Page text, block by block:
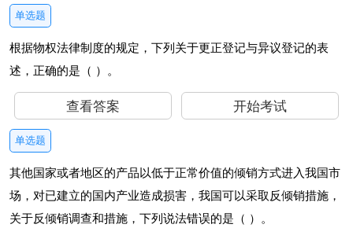
单选题
根据物权法律制度的规定，下列关于更正登记与异议登记的表
述，正确的是（ ）。
查看答案 开始考试
单选题
其他国家或者地区的产品以低于正常价值的倾销方式进入我国市
场，对已建立的国内产业造成损害，我国可以采取反倾销措施，
关于反倾销调查和措施，下列说法错误的是（ ）。